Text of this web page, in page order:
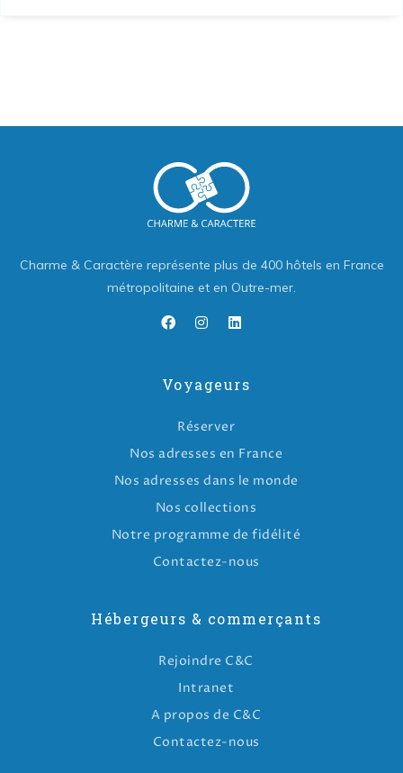
Charme & Caractère représente plus de 400 hôtels en France
métropolitaine et en Outre-mer.
Voyageurs
Réserver
Nos adresses en France
Nos adresses dans le monde
Nos collections
Notre programme de fidélité
Contactez-nous
Hébergeurs & commerçants
Rejoindre C&C
Intranet
A propos de C&C
Contactez-nous